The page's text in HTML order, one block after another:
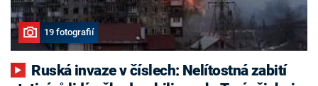
19 fotografií